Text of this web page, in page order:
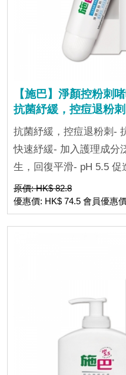
【施巴】淨顏控粉刺
抗菌紓緩，控痘退粉刺
抗菌紓緩，控痘退粉刺-
快速紓緩- 加入護理成分
生，回復平滑- pH 5.5 促
原價: HK$ 82.8
優惠價: HK$ 74.5 會員優惠